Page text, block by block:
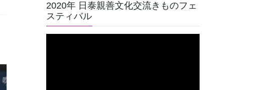
2020年 日泰親善文化交流きものフェ
スティバル